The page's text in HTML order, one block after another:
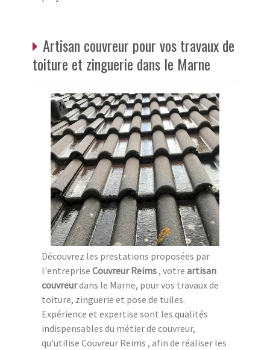
Artisan couvreur pour vos travaux de
toiture et zinguerie dans le Marne
Découvrez les prestations proposées par
l'entreprise Couvreur Reims, votre artisan
couvreurdans le Marne, pour vos travaux de
toiture, zinguerie et pose de tuiles.
Expérience et expertise sont les qualités
indispensables du métier de couvreur,
qu'utilise Couvreur Reims , afin de réaliser les